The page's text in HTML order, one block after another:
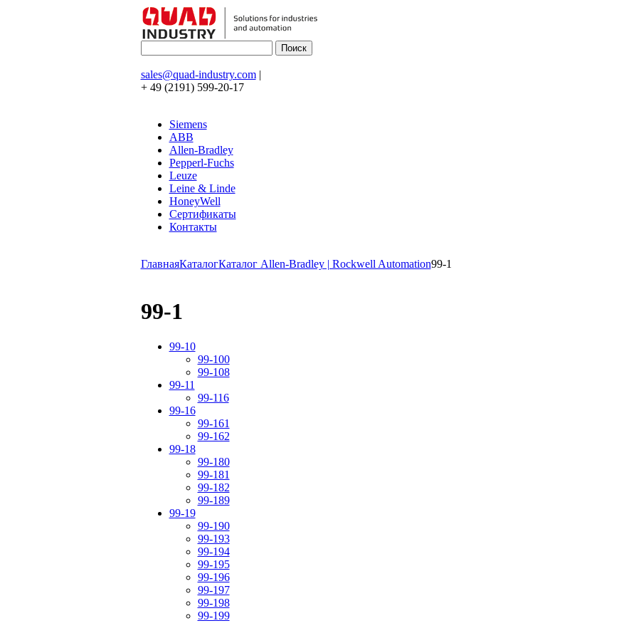
sales@quad-industry.com|
+ 49 (2191) 599-20-17
Siemens
ABB
Allen-Bradley
Pepperl-Fuchs
Leuze
Leine & Linde
HoneyWell
Сертификаты
Контакты
ГлавнаяКаталогКаталог Allen-Bradley | Rockwell Automation99-1
99-1
99-10
99-100
99-108
99-11
99-116
99-16
99-161
99-162
99-18
99-180
99-181
99-182
99-189
99-19
99-190
99-193
99-194
99-195
99-196
99-197
99-198
99-199